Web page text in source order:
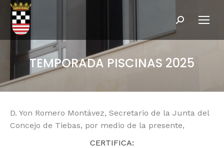
Buscar:
TEMPORADA PISCINAS 2025
D. Yon Romero Montávez, Secretario de la Junta del
Concejo de Tiebas, por medio de la presente,
CERTIFICA: